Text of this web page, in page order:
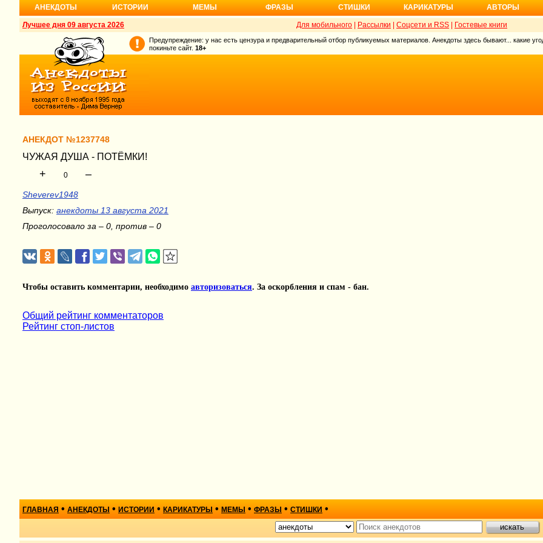
АНЕКДОТЫ ИСТОРИИ МЕМЫ ФРАЗЫ СТИШКИ КАРИКАТУРЫ АВТОРЫ
Лучшее дня 09 августа 2026 Для мобильного Рассылки Соцсети и RSS Гостевые книги
Предупреждение: у нас есть цензура и предварительный отбор публикуемых материалов. Анекдоты здесь бывают... какие
покиньте сайт. 18+
АНЕКДОТ №1237748
ЧУЖАЯ ДУША - ПОТЁМКИ!
+ 0 –
Sheverev1948
Выпуск: анекдоты 13 августа 2021
Проголосовало за – 0, против – 0
Чтобы оставить комментарии, необходимо авторизоваться. За оскорбления и спам - бан.
Общий рейтинг комментаторов
Рейтинг стоп-листов
ГЛАВНАЯ • АНЕКДОТЫ • ИСТОРИИ • КАРИКАТУРЫ • МЕМЫ • ФРАЗЫ • СТИШКИ •